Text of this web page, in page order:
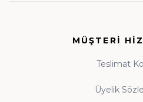
• Tasavvuf ve Dua:
MÜŞTERI
Teslimat
Üyelik